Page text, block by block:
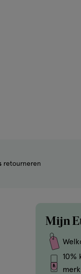
retourneren
Mijn
10%